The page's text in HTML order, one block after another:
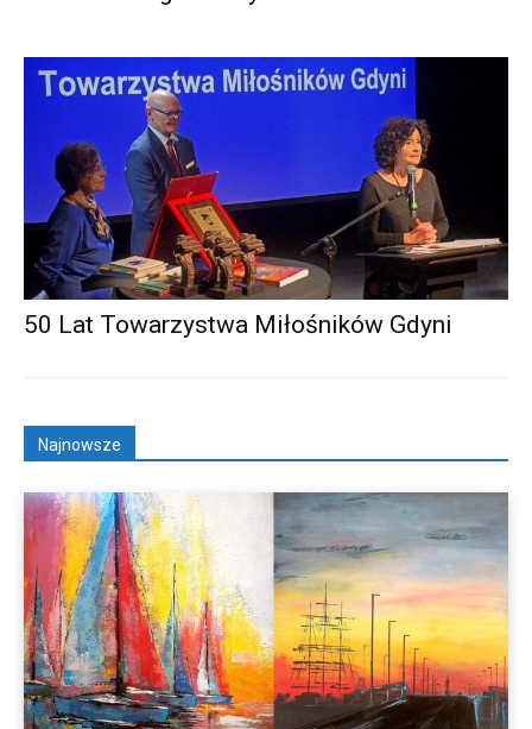
50 Lat Towarzystwa Miłośników Gdyni
Najnowsze